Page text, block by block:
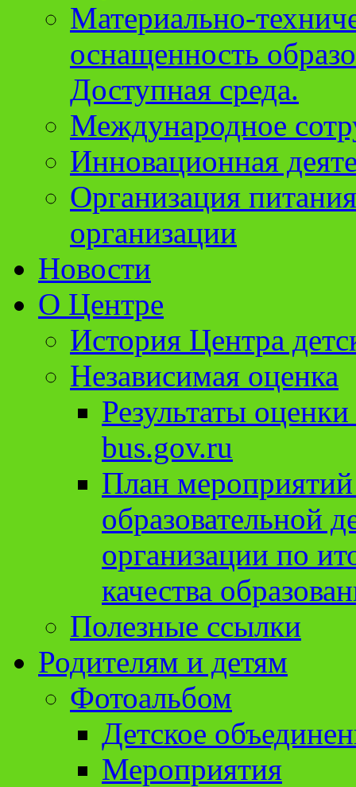
Материально-
оснащенность
Доступная среда.
Международное
Инновационная
Организация
организации
Новости
О Центре
История Центра
Независимая оценка
Результаты
bus.gov.ru
План
образовательной
организации по
качества
Полезные ссылки
Родителям и детям
Фотоальбом
Детское
Мероприятия